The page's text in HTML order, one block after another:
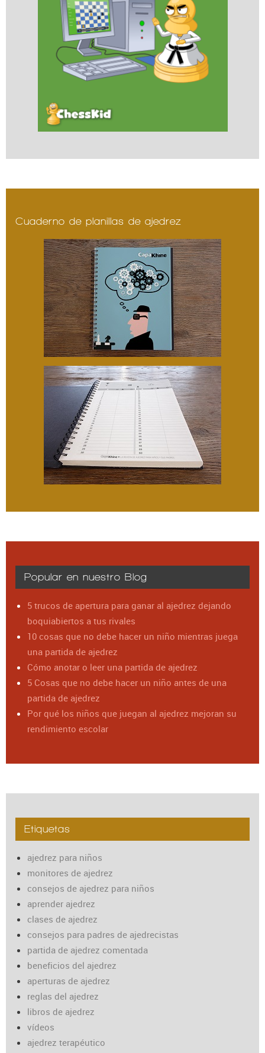
Cuaderno de planillas de ajedrez
Popular en nuestro Blog
5 trucos de apertura para ganar al ajedrez dejando
boquiabiertos a tus rivales
10 cosas que no debe hacer un niño mientras juega
una partida de ajedrez
Cómo anotar o leer una partida de ajedrez
5 Cosas que no debe hacer un niño antes de una
partida de ajedrez
Por qué los niños que juegan al ajedrez mejoran su
rendimiento escolar
Etiquetas
ajedrez para niños
monitores de ajedrez
consejos de ajedrez para niños
aprender ajedrez
clases de ajedrez
consejos para padres de ajedrecistas
partida de ajedrez comentada
beneficios del ajedrez
aperturas de ajedrez
reglas del ajedrez
libros de ajedrez
vídeos
ajedrez terapéutico